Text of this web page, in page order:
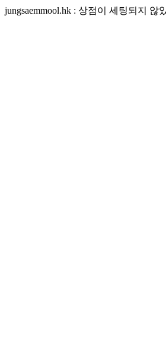
jungsaemmool.hk : 상점이 세팅되지 않